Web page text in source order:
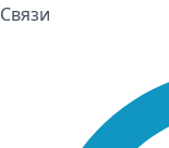
Связи